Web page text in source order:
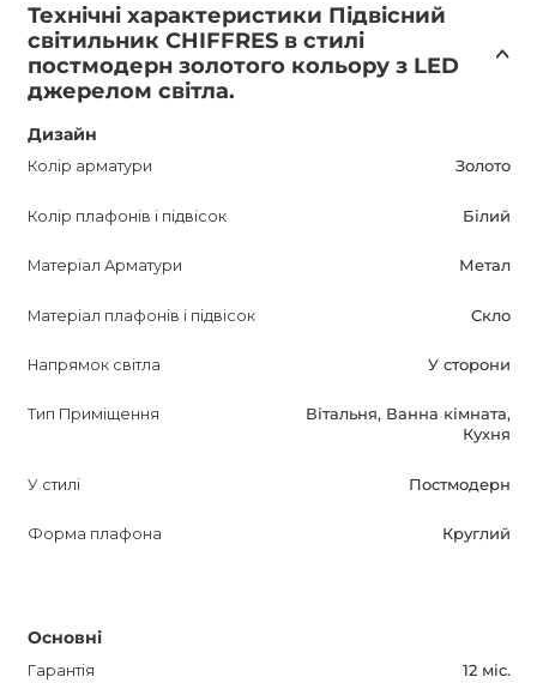
Якщо ви шукаєте унікальне дизайнерське освітлення, то
CHIFFRES у золотому кольорі - відмінний вибір. Ви
магазині AnzAzo, де вас чекають найкращі ціни, гарантія і
можливість доставки по всій країні. Не пропустіть
стиль у вашому інтер'єрі.
Технічні характеристики Підвісний
світильник CHIFFRES в стилі
постмодерн золотого кольору з LED
джерелом світла.
Дизайн
Колір арматури Золото
Колір плафонів і підвісок Білий
Матеріал Арматури Метал
Матеріал плафонів і підвісок Скло
Напрямок світла У сторони
Тип Приміщення
Вітальня, Ванна кімната,
Кухня
У стилі Постмодерн
Форма плафона Круглий
Основні
Гарантія 12 міс.